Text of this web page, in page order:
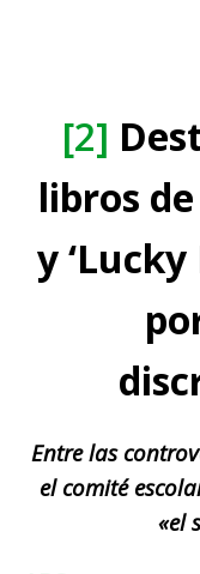
[2]
libros de
y ‘Lucky
Entre las
el comité
«el